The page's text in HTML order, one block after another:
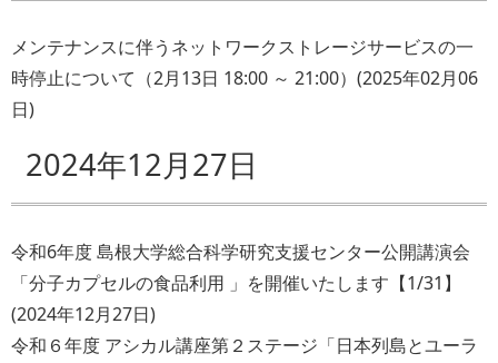
メンテナンスに伴うネットワークストレージサービスの一
時停止について（2月13日 18:00 ～ 21:00） (2025年02月06
日)
2024年12月27日
令和6年度 島根大学総合科学研究支援センター公開講演会
「分子カプセルの食品利用 」を開催いたします【1/31】
(2024年12月27日)
令和６年度 アシカル講座第２ステージ「日本列島とユーラ